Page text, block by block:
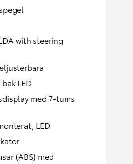
with steering
LED
med 7-tums
LED
(ABS) med